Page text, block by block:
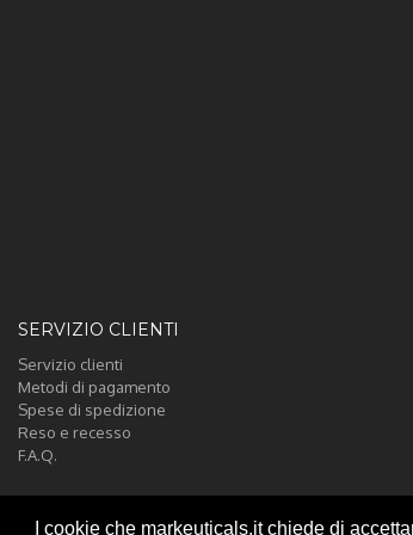
I cookie che markeuticals.it chiede di
SERVIZIO CLIENTI
Servizio clienti
Metodi di pagamento
Spese di spedizione
Reso e recesso
F.A.Q.